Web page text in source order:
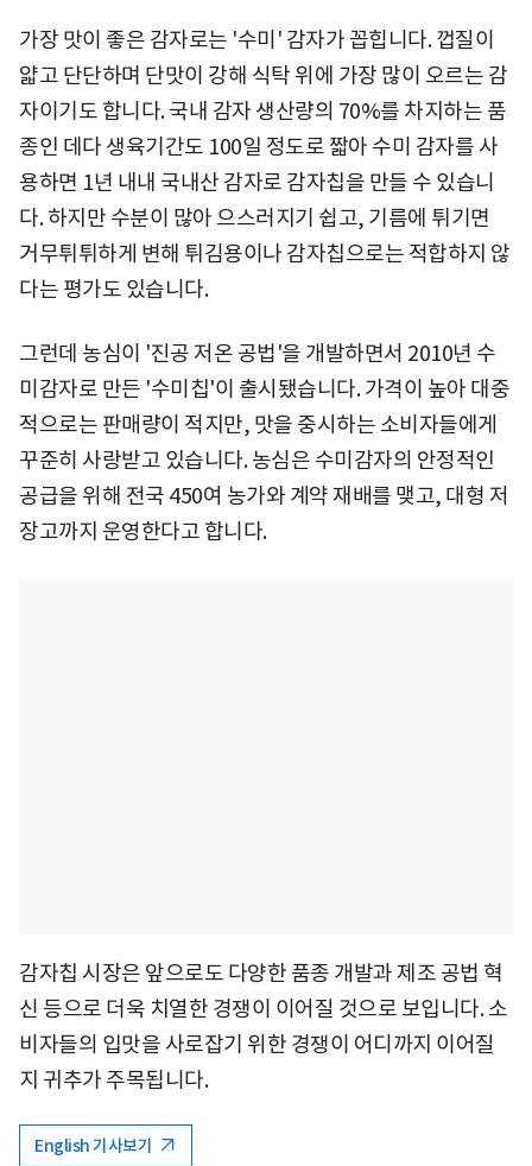
가장 맛이 좋은 감자로는 '수미' 감자가 꼽힙니다. 껍질이
얇고 단단하며 단맛이 강해 식탁 위에 가장 많이 오르는 감
자이기도 합니다. 국내 감자 생산량의 70%를 차지하는 품
종인 데다 생육기간도 100일 정도로 짧아 수미 감자를 사
용하면 1년 내내 국내산 감자로 감자칩을 만들 수 있습니
다. 하지만 수분이 많아 으스러지기 쉽고, 기름에 튀기면
거무튀튀하게 변해 튀김용이나 감자칩으로는 적합하지 않
다는 평가도 있습니다.
그런데 농심이 '진공 저온 공법'을 개발하면서 2010년 수
미감자로 만든 '수미칩'이 출시됐습니다. 가격이 높아 대중
적으로는 판매량이 적지만, 맛을 중시하는 소비자들에게
꾸준히 사랑받고 있습니다. 농심은 수미감자의 안정적인
공급을 위해 전국 450여 농가와 계약 재배를 맺고, 대형 저
장고까지 운영한다고 합니다.
감자칩 시장은 앞으로도 다양한 품종 개발과 제조 공법 혁
신 등으로 더욱 치열한 경쟁이 이어질 것으로 보입니다. 소
비자들의 입맛을 사로잡기 위한 경쟁이 어디까지 이어질
지 귀추가 주목됩니다.
English 기사보기